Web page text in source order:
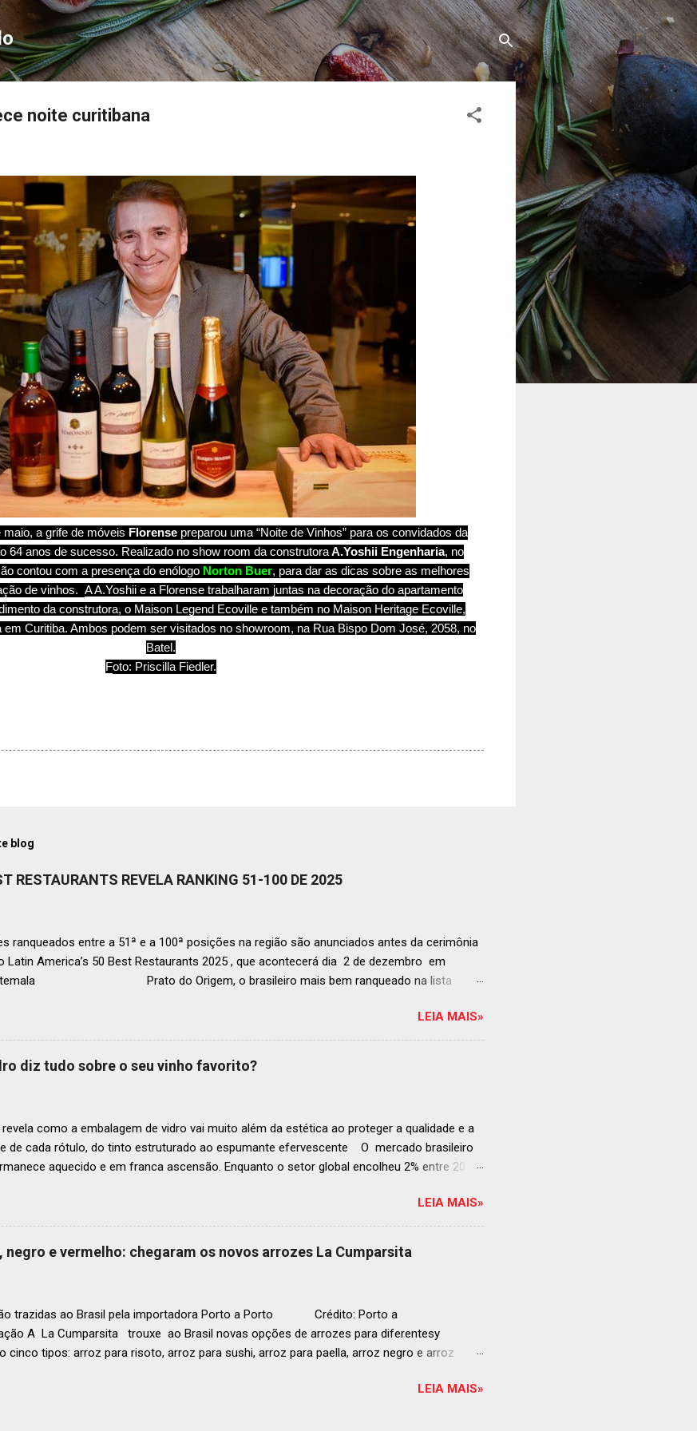
Pular para o conteúdo principal
noite curitibana
a grife de móveis Florensepreparou uma “Noite de Vinhos” para os convidados da
64 anos de sucesso. Realizado no show room da construtoraA.Yoshii Engenharia, no
contou com a presença do enólogo Norton Buer, para dar as dicas sobre as melhores
de vinhos. A A.Yoshii e a Florense trabalharam juntas na decoração do apartamento
da construtora, o Maison Legend Ecoville e também no Maison Heritage Ecoville,
Curitiba. Ambos podem ser visitados no showroom, na Rua Bispo Dom José, 2058, no
Batel.
Foto: Priscilla Fiedler.
blog
RESTAURANTS REVELA RANKING 51-100 DE 2025
ranqueados entre a 51ª e a 100ª posições na região são anunciados antes da cerimônia
Latin America’s 50 Best Restaurants 2025 , que acontecerá dia 2 de dezembro em
Prato do Origem, o brasileiro mais bem ranqueado na lista
nas posições No.51 a No.100,em celebração ao panorama vibrante e diversificado da
toda a região. A lista expandida demonstra o empenho da organização em reconhecer
mais amplo de talentos gastronômicos e prepara o palco para a grande revelação da
LEIA MAIS»
diz tudo sobre o seu vinho favorito?
como a embalagem de vidro vai muito além da estética ao proteger a qualidade e a
de cada rótulo, do tinto estruturado ao espumante efervescente O mercado brasileiro
aquecido e em franca ascensão. Enquanto o setor global encolheu 2% entre 2019
acordo com a consultoria Euromonitor. É neste cenário de taças cheias e expansão
O-I Glass, líder mundial na fabricação de embalagens de vidro, se posiciona como
da indústria e consumidores e desvenda o segredo por trás da embalagem perfeita
de vinho. Se você pensava que garrafa de vinho era tudo igual, prepare-se para
LEIA MAIS»
negro e vermelho: chegaram os novos arrozes La Cumparsita
trazidas ao Brasil pela importadora Porto a Porto Crédito: Porto a
A La Cumparsita trouxe ao Brasil novas opções de arrozes para diferentesy
cinco tipos: arroz para risoto, arroz para sushi, arroz para paella, arroz negro e arroz
são produzidos na Itália e distribuídos pela Porto a Porto. Em práticas embalagens de 500
LEIA MAIS»